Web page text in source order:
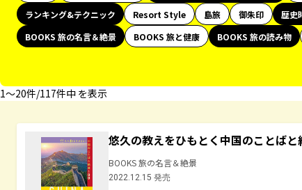
ランキング&テクニック
Resort Style 島旅 御朱印 歴史
BOOKS 旅の名言＆絶景
BOOKS 旅と健康 BOOKS 旅の読み物
1〜20件/117件中 を表示
悠久の教えをひもとく中国のことばと
BOOKS 旅の名言＆絶景
2022.12.15 発売